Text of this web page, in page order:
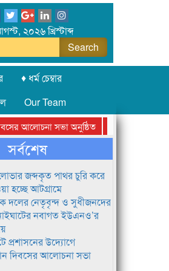
২০২৬ খ্রিস্টাব্দ
♦ ধর্ম চেম্বার
Our Team
আলোচনা সভা অনুষ্ঠিত
সিলেট অনলাইন
সর্বশেষ
জব্দকৃত পাথর চুরি করে
হচ্ছে আটগ্রামে
দলের নেতৃবৃন্দ ও সুধীজনদের
নবাগত ইউএনও’র
প্রশাসনের উদ্যোগে
দিবসের আলোচনা সভা